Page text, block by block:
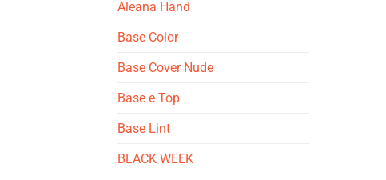
Aleana Hand
Base Color
Base Cover Nude
Base e Top
Base Lint
BLACK WEEK